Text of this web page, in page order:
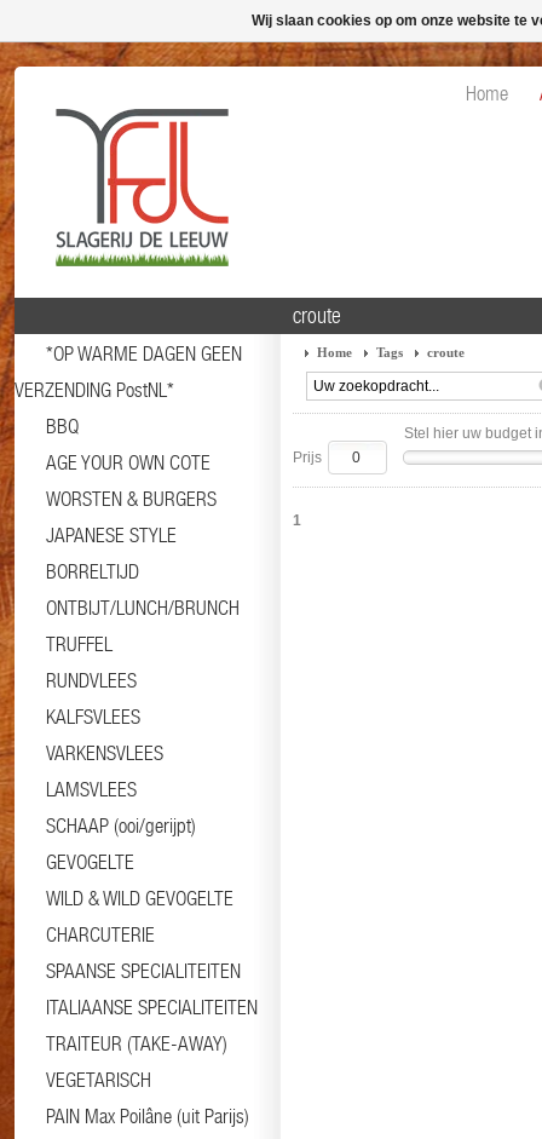
Home
*OP WARME DAGEN GEEN
VERZENDING PostNL*
BBQ
AGE YOUR OWN COTE
WORSTEN & BURGERS
JAPANESE STYLE
BORRELTIJD
ONTBIJT/LUNCH/BRUNCH
TRUFFEL
RUNDVLEES
KALFSVLEES
VARKENSVLEES
LAMSVLEES
SCHAAP (ooi/gerijpt)
GEVOGELTE
WILD & WILD GEVOGELTE
CHARCUTERIE
SPAANSE SPECIALITEITEN
ITALIAANSE SPECIALITEITEN
TRAITEUR (TAKE-AWAY)
VEGETARISCH
PAIN Max Poilâne (uit Parijs)
croute
Home Tags croute
Stel hier uw budget
Prijs
1
Wij slaan cookies op om onze website te